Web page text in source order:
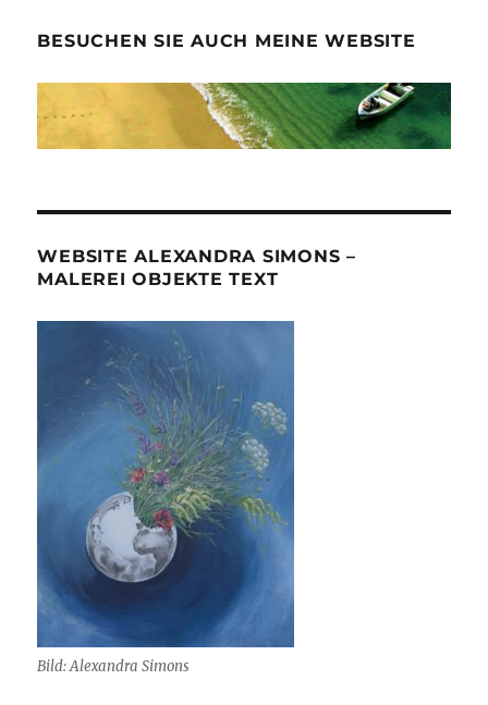
BESUCHEN SIE AUCH MEINE WEBSITE
WEBSITE ALEXANDRA SIMONS –
MALEREI OBJEKTE TEXT
Bild: Alexandra Simons